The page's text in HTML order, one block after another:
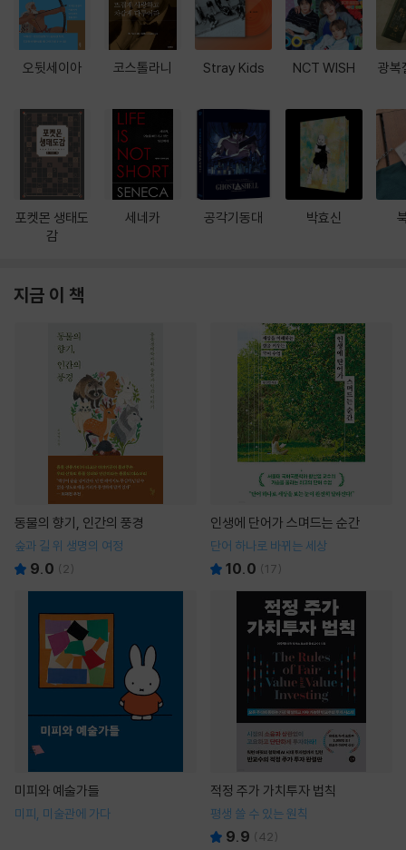
오뒷세이아
포켓몬 생태도
감
코스톨라니
세네카
Stray Kids
공각기동대
NCT WISH
박효신
광복
지금 이 책
동물의 향기, 인간의 풍경
숲과 길 위 생명의 여정
9.0 ( 2)
인생에 단어가 스며드는 순간
단어 하나로 바뀌는 세상
10.0 (17)
미피와 예술가들
미피, 미술관에 가다
적정 주가 가치투자 법칙
평생 쓸 수 있는 원칙
9.9 (42)